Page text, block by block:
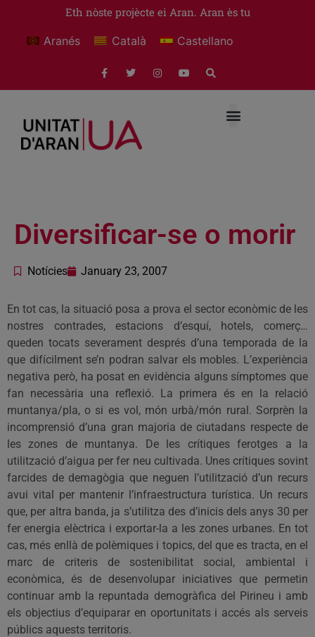
Eth nòste projècte ei Aran. Aran ès tu
Aranés Català Castellano
Diversificar-se o morir
Notícies January 23, 2007
En tot cas, la situació posa a prova el sector econòmic de les
nostres contrades, estacions d’esquí, hotels, comerç…
queden tocats severament després d’una temporada de la
que difícilment se’n podran salvar els mobles. L’experiència
negativa però, ha posat en evidència alguns símptomes que
fan necessària una reflexió. La primera és en la relació
muntanya/pla, o si es vol, món urbà/món rural. Sorprèn la
incomprensió d’una gran majoria de ciutadans respecte de
les zones de muntanya. De les crítiques ferotges a la
utilització d’aigua per fer neu cultivada. Unes crítiques sovint
farcides de demagògia que neguen l’utilització d’un recurs
avui vital per mantenir l’infraestructura turística. Un recurs
que, per altra banda, ja s’utilitza des d’inicis dels anys 30 per
fer energia elèctrica i exportar-la a les zones urbanes. En tot
cas, més enllà de polèmiques i topics, del que es tracta, en el
marc de criteris de sostenibilitat social, ambiental i
econòmica, és de desenvolupar iniciatives que permetin
continuar amb la repuntada demogràfica del Pirineu i amb
els objectius d’equiparar en oportunitats i accés als serveis
públics aquests territoris.